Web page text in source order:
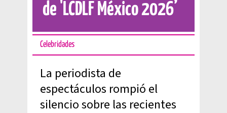
de 'LCDLF México 2026’
Celebridades
La periodista de
espectáculos rompió el
silencio sobre las recientes